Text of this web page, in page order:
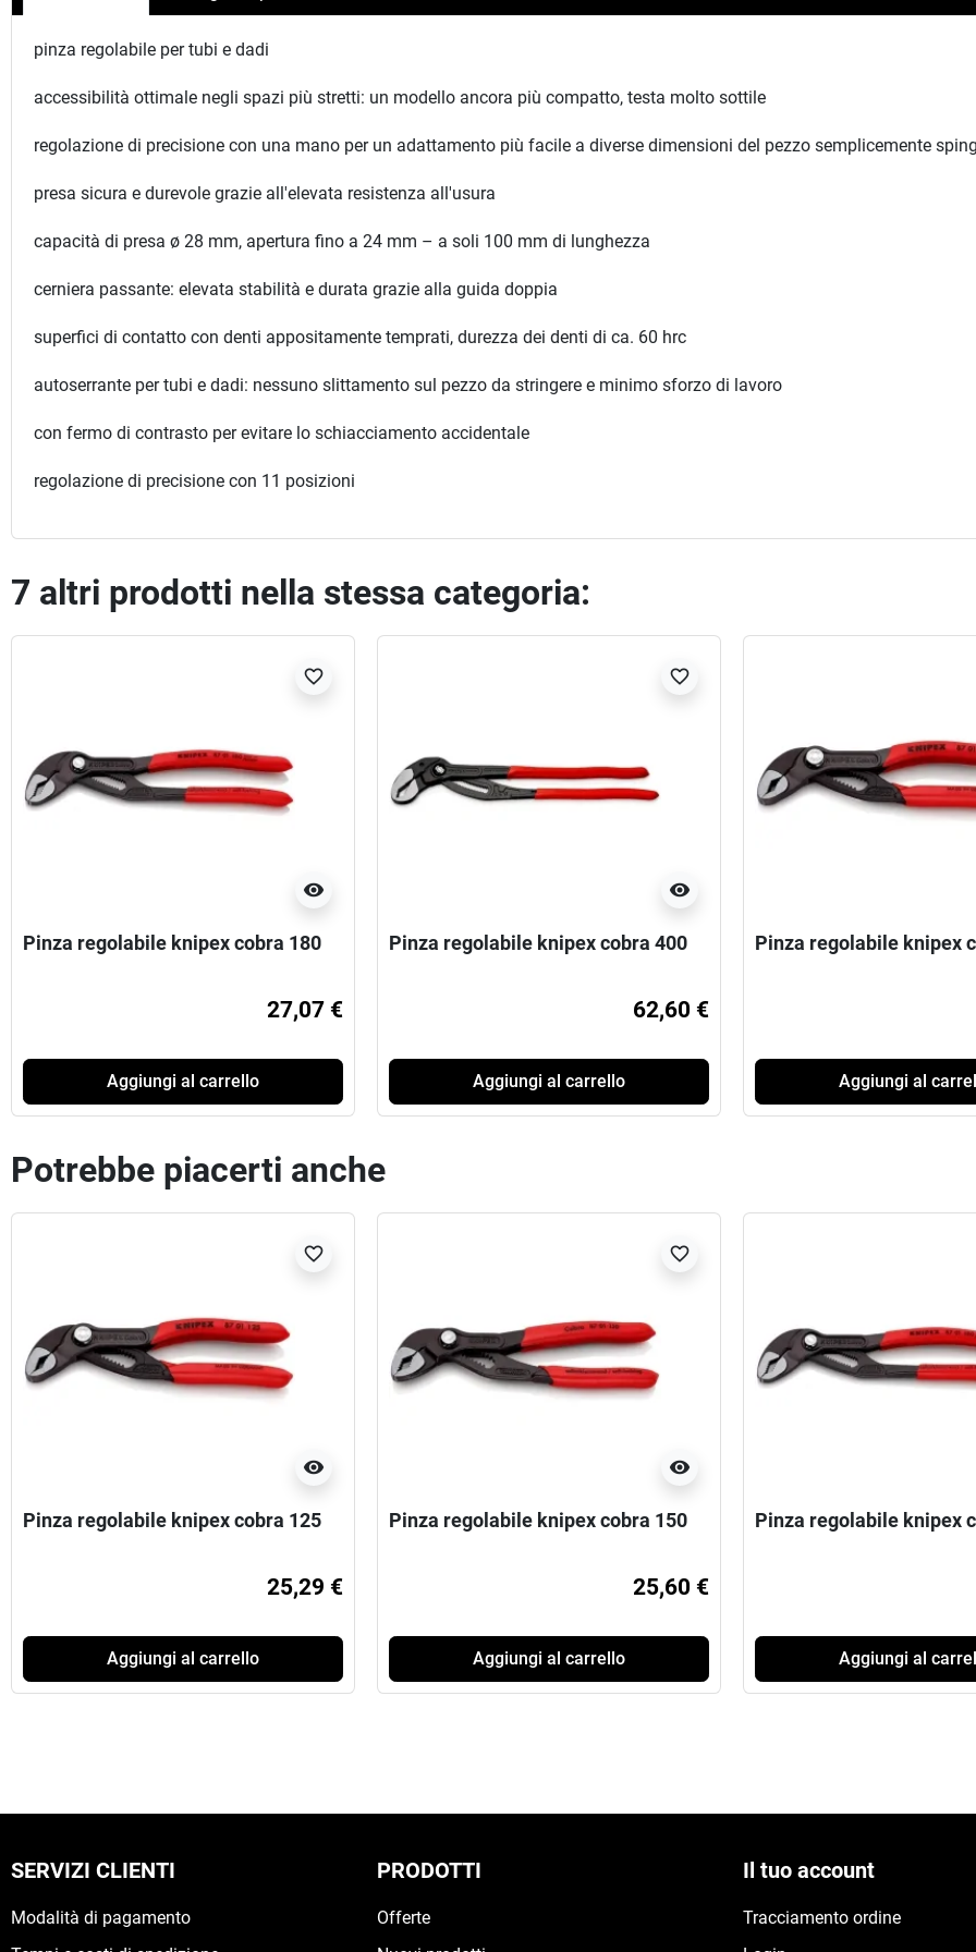
pinza regolabile per tubi e dadi
accessibilità ottimale negli spazi più stretti: un modello ancora più compatto, testa molto sottile
regolazione di precisione con una mano per un adattamento più facile a diverse dimensioni del pezzo semplicemente
presa sicura e durevole grazie all'elevata resistenza all'usura
capacità di presa ø 28 mm, apertura fino a 24 mm – a soli 100 mm di lunghezza
cerniera passante: elevata stabilità e durata grazie alla guida doppia
superfici di contatto con denti appositamente temprati, durezza dei denti di ca. 60 hrc
autoserrante per tubi e dadi: nessuno slittamento sul pezzo da stringere e minimo sforzo di lavoro
con fermo di contrasto per evitare lo schiacciamento accidentale
regolazione di precisione con 11 posizioni
7 altri prodotti nella stessa categoria:
visibility
favorite_border
Pinza regolabile knipex cobra 180
27,07 €
Aggiungi al carrello
visibility
favorite_border
Pinza regolabile knipex cobra 400
62,60 €
Aggiungi al carrello
Pinza regolabile knipex
Aggiungi al
Potrebbe piacerti anche
visibility
favorite_border
Pinza regolabile knipex cobra 125
25,29 €
Aggiungi al carrello
visibility
favorite_border
Pinza regolabile knipex cobra 150
25,60 €
Aggiungi al carrello
Pinza regolabile knipex
Aggiungi al
SERVIZI CLIENTI
Modalità di pagamento
PRODOTTI
Offerte
Il tuo account
Tracciamento ordine